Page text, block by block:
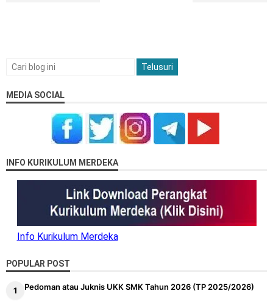
MEDIA SOCIAL
INFO KURIKULUM MERDEKA
Info Kurikulum Merdeka
POPULAR POST
Pedoman atau Juknis UKK SMK Tahun 2026 (TP 2025/2026)